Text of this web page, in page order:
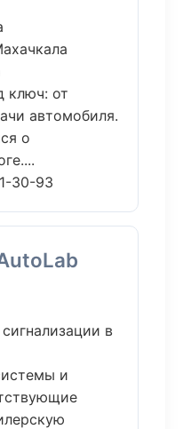
ключ: от
автомобиля.
о
30-93
в
и